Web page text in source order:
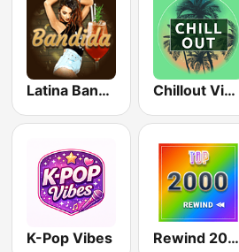
Latina Bandida! Chillout Vibes
K-Pop Vibes Rewind 2000's